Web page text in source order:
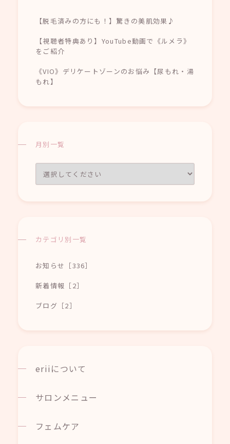
【脱毛済みの方にも！】驚きの美肌効果♪
【視聴者特典あり】YouTube動画で《ルメラ》
をご紹介
《VIO》デリケートゾーンのお悩み【尿もれ・湯
もれ】
月別一覧
カテゴリ別一覧
お知らせ［336］
新着情報［2］
ブログ［2］
eriiについて
サロンメニュー
フェムケア